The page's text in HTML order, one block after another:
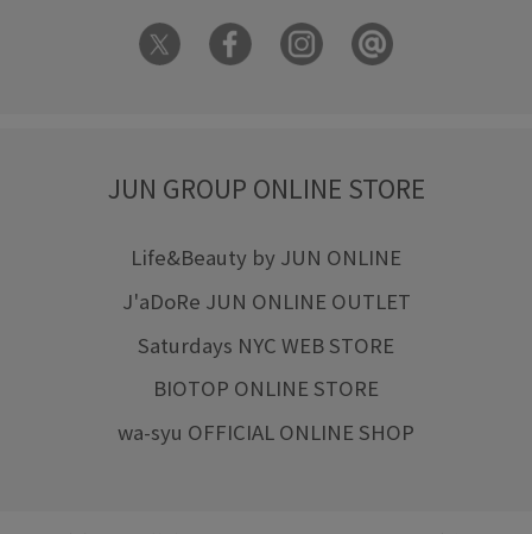
JUN GROUP ONLINE STORE
Life&Beauty by JUN ONLINE
J'aDoRe JUN ONLINE OUTLET
Saturdays NYC WEB STORE
BIOTOP ONLINE STORE
wa-syu OFFICIAL ONLINE SHOP